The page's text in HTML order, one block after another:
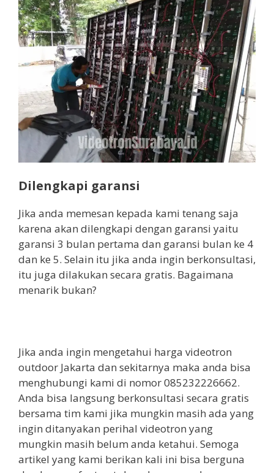
Dilengkapi garansi
Jika anda memesan kepada kami tenang saja
karena akan dilengkapi dengan garansi yaitu
garansi 3 bulan pertama dan garansi bulan ke 4
dan ke 5. Selain itu jika anda ingin berkonsultasi,
itu juga dilakukan secara gratis. Bagaimana
menarik bukan?
Jika anda ingin mengetahui harga videotron
outdoor Jakarta dan sekitarnya maka anda bisa
menghubungi kami di nomor 085232226662.
Anda bisa langsung berkonsultasi secara gratis
bersama tim kami jika mungkin masih ada yang
ingin ditanyakan perihal videotron yang
mungkin masih belum anda ketahui. Semoga
artikel yang kami berikan kali ini bisa berguna